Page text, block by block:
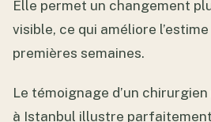
Elle permet un changement
visible, ce qui améliore
premières semaines.
Le témoignage d’un
à Istanbul illustre